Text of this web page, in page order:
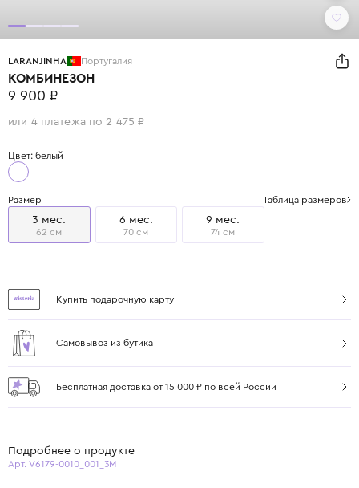
LARANJINHA Португалия
КОМБИНЕЗОН
9 900 ₽
или 4 платежа по 2 475 ₽
Цвет: белый
Размер Таблица размеров
3 мес.
62 см
6 мес.
70 см
9 мес.
74 см
Купить подарочную карту
Самовывоз из бутика
Бесплатная доставка от 15 000 ₽ по всей России
Подробнее о продукте
Арт. V6179-0010_001_3M